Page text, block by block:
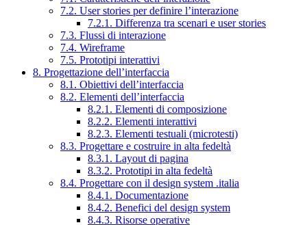
7.2. User stories per definire l’interazione
7.2.1. Differenza tra scenari e user stories
7.3. Flussi di interazione
7.4. Wireframe
7.5. Prototipi interattivi
8. Progettazione dell’interfaccia
8.1. Obiettivi dell’interfaccia
8.2. Elementi dell’interfaccia
8.2.1. Elementi di composizione
8.2.2. Elementi interattivi
8.2.3. Elementi testuali (microtesti)
8.3. Progettare e costruire in alta fedeltà
8.3.1. Layout di pagina
8.3.2. Prototipi in alta fedeltà
8.4. Progettare con il design system .italia
8.4.1. Documentazione
8.4.2. Benefici del design system
8.4.3. Risorse operative